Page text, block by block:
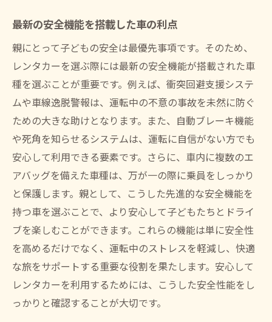
緊急時の連絡先と手続き方法
道中の安全運転の心がけ
休憩ポイントの計画と設定
子ども向けの車内エンタメ準備
子どもと一緒に楽しむためのレンタカードライ
ブ計画
観光スポットの事前リサーチ
子どもが楽しめる施設の紹介
ドライブ中の休憩スポット選び
ルート計画と時間配分のポイント
アクティビティのプランニング
思い出を残すための工夫
最新の安全機能を搭載した車の利点
親にとって子どもの安全は最優先事項です。そのため、
レンタカーを選ぶ際には最新の安全機能が搭載された車
種を選ぶことが重要です。例えば、衝突回避支援システ
ムや車線逸脱警報は、運転中の不意の事故を未然に防ぐ
ための大きな助けとなります。また、自動ブレーキ機能
や死角を知らせるシステムは、運転に自信がない方でも
安心して利用できる要素です。さらに、車内に複数のエ
アバッグを備えた車種は、万が一の際に乗員をしっかり
と保護します。親として、こうした先進的な安全機能を
持つ車を選ぶことで、より安心して子どもたちとドライ
ブを楽しむことができます。これらの機能は単に安全性
を高めるだけでなく、運転中のストレスを軽減し、快適
な旅をサポートする重要な役割を果たします。安心して
レンタカーを利用するためには、こうした安全性能をし
っかりと確認することが大切です。